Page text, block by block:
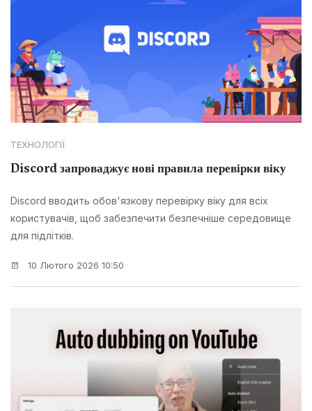
ТЕХНОЛОГІЇ
Discord запроваджує нові правила перевірки віку
Discord вводить обов'язкову перевірку віку для всіх
користувачів, щоб забезпечити безпечніше середовище
для підлітків.
10 Лютого 2026 10:50